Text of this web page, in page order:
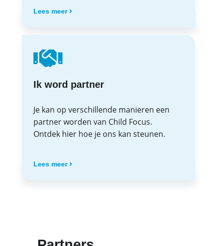
Lees meer
Ik word partner
Je kan op verschillende manieren een
partner worden van Child Focus.
Ontdek hier hoe je ons kan steunen.
Lees meer